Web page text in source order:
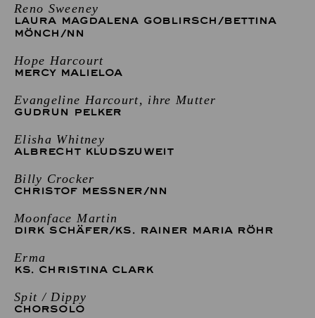
Reno Sweeney
LAURA MAGDALENA GOBLIRSCH /BETTINA
MÖNCH /NN
Hope Harcourt
MERCY MALIELOA
Evangeline Harcourt, ihre Mutter
GUDRUN PELKER
Elisha Whitney
ALBRECHT KLUDSZUWEIT
Billy Crocker
CHRISTOF MESSNER/NN
Moonface Martin
DIRK SCHÄFER/KS. RAINER MARIA RÖHR
Erma
KS. CHRISTINA CLARK
Spit / Dippy
CHORSOLO